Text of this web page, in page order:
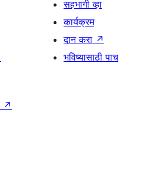
सहभागी व्हा
कार्यक्रम
दान करा ↗
भविष्यासाठी पाच
↗